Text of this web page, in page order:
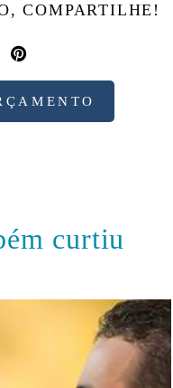
COMPARTILHE!
curtiu